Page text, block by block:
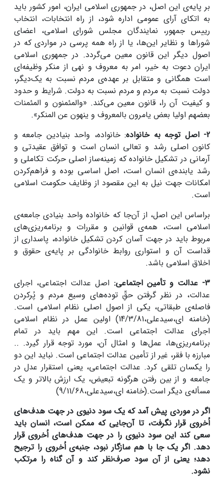
بر پایه‌ی این اصل، در جمهوری‏ اسلامی‏ ایران،‏ امور کشور باید
به‏ اتکای آرای عمومی‏ اداره‏ شود، از راه‏ انتخابات‏، انتخاب‏
رییس‏ جمهور، نمایندگان‏ مجلس‏ شورای‏ اسلامی‏، اعضای‏
شوراها و نظایر این‌ها، یا از راه‏ همه‏ پرسی‏ در مواردی‏ که‏ در
اصول‏ دیگر این‏ قانون‏ معین‏ می‌گردد. در جمهوری‏ اسلامی‏
ایران‏ دعوت‏ به‏ خیر، امر به‏ معروف‏ و نهی‏ از منکر وظیفه‌ای‏
است‏ همگانی‏ و متقابل‏ بر عهده‌ی‏ مردم‏ نسبت‏ به‏ یک‌دیگر،
دولت‏ نسبت‏ به‏ مردم‏ و مردم‏ نسبت‏ به‏ دولت‏. شرایط و حدود
و کیفیت‏ آن‏ را، قانون‏ معین‏ می‌کند. «والمئمنون‏ و المئمنات‏
بعضهم‏ اولیا بعض‏ یامرون‏ بالمعروف‏ و ینهون‏ عن‏ المنکر».
2- اصل توجه به خانواده
: خانواده، واحد بنیادین جامعه و
کانون اصلی رشد و تعالی انسان ‌است و توافق عقیدتی و
آرمانی در تشکیل خانواده که زمینه‌ساز اصلی حرکت تکاملی و
رشد یابنده‌ی انسان است، اصل اساسی بوده و فراهم‌کردن
امکانات جهت نیل به این مقصود از وظایف حکومت ‌اسلامی
است‌.
براساس این اصل، از آن‌جا که‏ خانواده‏ واحد بنیادی‏ جامعه‌ی‏
اسلامی‏ است‏، همه‌ی‏ قوانین‏ و مقررات‏ و برنامه‌ریزی‌های‏
مربوط باید در جهت‏ آسان‏ کردن‏ تشکیل‏ خانواده‏، پاسداری‏ از
قداست‏ آن‏ و استواری‏ روابط خانوادگی‏ بر پایه‌ی‏ حقوق‏ و
اخلاق‏ اسلامی‏ باشد.
3- عدالت و تأمین اجتماعی:
اصل عدالت اجتماعی، اجرای
عدالت، در نظر گرفتن حقِ‌ّ توده‌های وسیع مردم و پُرکردن
فاصله‌ی طبقاتی، یکی از اصول اصلی نظام اسلامی است.
(خامنه ای،سیدعلی،14/3/81) اولین عمل در نظام اسلامی
اجرای عدالت اجتماعی است. این مهم باید در تمام
برنامه‌ریزی‌ها، عمل‌ها و امثال آن، مورد توجه قرار گیرد. ..
مبارزه با فقر، غیر از تأمین عدالت اجتماعی است. نباید این دو
را یکسان تلقی کرد. عدالت اجتماعی، یعنی استقرار عدل در
جامعه و از بین رفتن هرگونه تبعیض، یک ارزش بالاتر و یک
مسأله‌ی دیگر است.(خامنه ای،سیدعلی،9/11/68)
اگر در موردی پیش آمد که یک سود دنیوی در جهت هدفهای
اُخروی قرار نگرفت، تا آنجایی که ممکن است، انسان باید
سعی کند این سود دنیوی را در جهت هدفهای اُخروی قرار
دهد. اگر یک جا با هم سازگار نبود، جنبهی اُخروی را ترجیح
دهد؛ یعنی از آن سود صرفنظر کند و آن گناه را مرتکب
نشود.